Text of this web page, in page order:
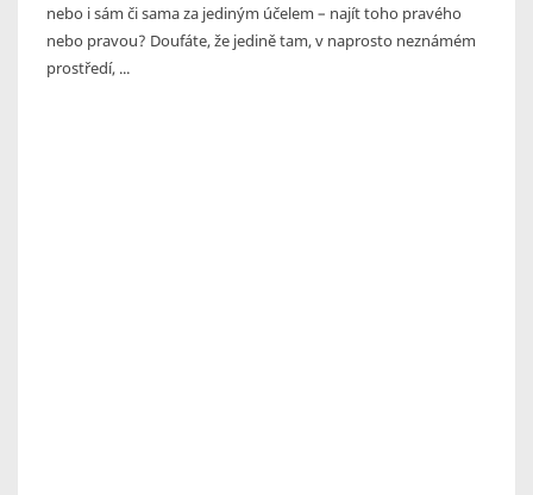
nebo i sám či sama za jediným účelem – najít toho pravého
nebo pravou? Doufáte, že jedině tam, v naprosto neznámém
prostředí, ...